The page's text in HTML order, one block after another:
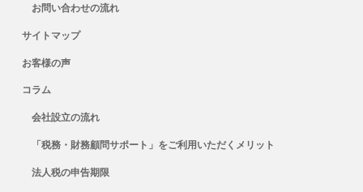
お問い合わせの流れ
サイトマップ
お客様の声
コラム
会社設立の流れ
「税務・財務顧問サポート」をご利用いただくメリット
法人税の申告期限